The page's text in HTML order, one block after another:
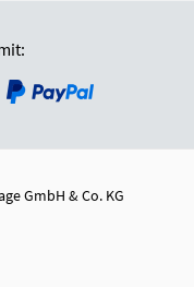
GmbH & Co. KG